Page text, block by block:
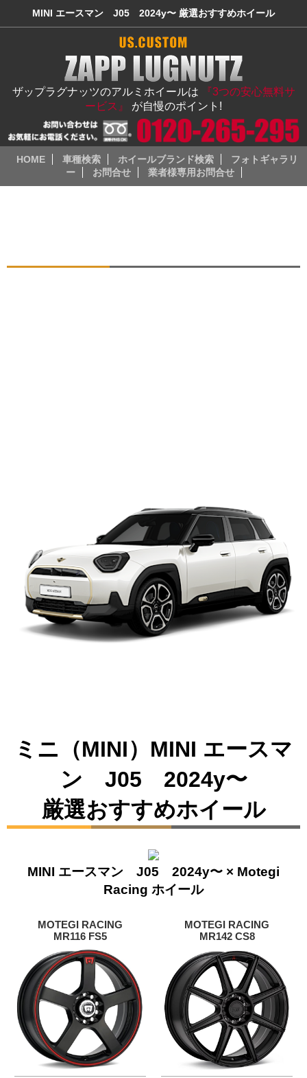
MINI エースマン J05 2024y〜 厳選おすすめホイール
ザップラグナッツのアルミホイールは
『3つの安心無料サ
ービス』 が自慢のポイント!
HOME 車種検索 ホイールブランド検索
フォトギャラリ
ー
お問合せ 業者様専用お問合せ
ミニ（MINI）MINI エースマ
ン J05 2024y〜
厳選おすすめホイール
MINI エースマン J05 2024y〜 × Motegi
Racing ホイール
MOTEGI RACING
MR116 FS5
MOTEGI RACING
MR142 CS8